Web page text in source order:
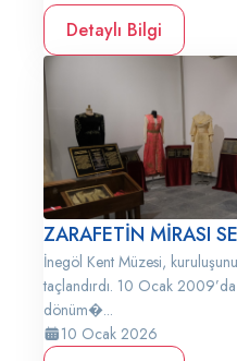
Detaylı Bilgi
ZARAFETİN MİRASI
İnegöl Kent Müzesi,
taçlandırdı. 10 Ocak 2009’da
dönüm�...
10 Ocak 2026